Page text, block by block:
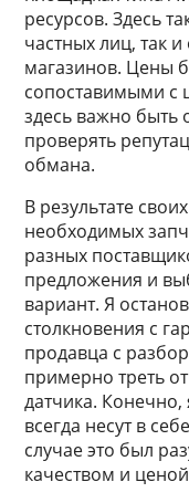
ресурсов. Здесь
частных лиц, так
магазинов. Цены
сопоставимыми с
здесь важно быть
проверять
обмана.
В результате
необходимых
разных
предложения и
вариант. Я
столкновения с
продавца с
примерно треть
датчика.
всегда несут в
случае это был
качеством и